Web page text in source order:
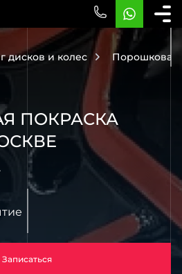
дисков и колес Порошковая
ПОКРАСКА
Записаться